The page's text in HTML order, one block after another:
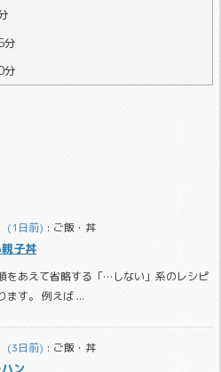
分
分
  (1日前)
: ご飯・丼
子丼
をあえて省略する「…しない」系のレシピ
ます。 例えば ...
  (3日前)
: ご飯・丼
ン